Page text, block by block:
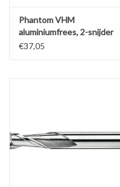
Cadeaubonnen &
Phantom VHM
aluminiumfrees, 2-snijder
extra lang
€37,05